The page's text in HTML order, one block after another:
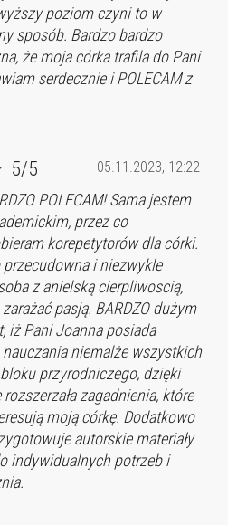
poziom czyni to w
sposób. Bardzo bardzo
że moja córka trafila do Pani
serdecznie i POLECAM z
05.11.2023, 12:22
5/5
POLECAM! Sama jestem
przez co
korepetytorów dla córki.
przecudowna i niezwykle
z anielską cierpliwoscią,
pasją. BARDZO dużym
iż Pani Joanna posiada
niemalże wszystkich
przyrodniczego, dzięki
zagadnienia, które
moją córkę. Dodatkowo
autorskie materiały
indywidualnych potrzeb i